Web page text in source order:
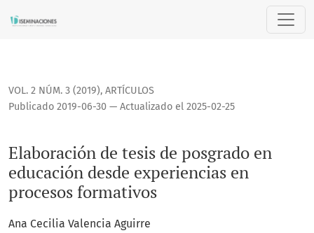
Elaboración de tesis de posgrado en educación desde
VOL. 2 NÚM. 3 (2019), ARTÍCULOS
Elaboración de tesis de posgrado en
educación desde experiencias en
procesos formativos
Publicado 2019-06-30 — Actualizado el 2025-02-25
Ana Cecilia Valencia Aguirre